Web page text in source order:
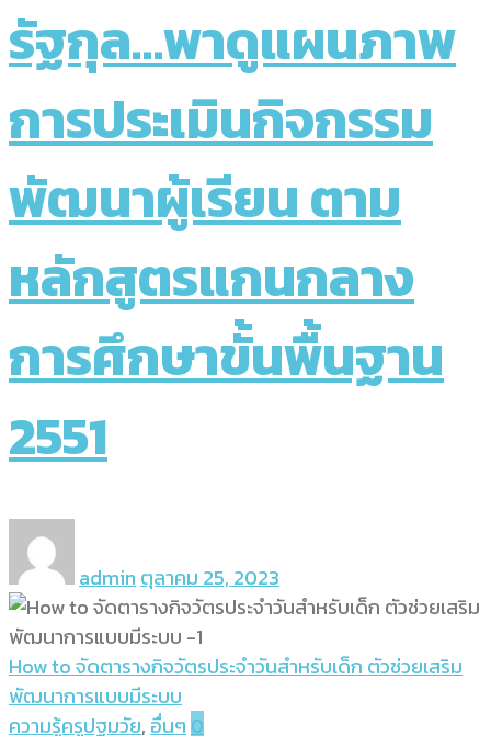
รัฐกุล…พาดูแผนภาพ
การประเมินกิจกรรม
พัฒนาผู้เรียน ตาม
หลักสูตรแกนกลาง
การศึกษาขั้นพื้นฐาน
2551
admin ตุลาคม 25, 2023
How to จัดตารางกิจวัตรประจำวันสำหรับเด็ก ตัวช่วยเสริม
พัฒนาการแบบมีระบบ
ความรู้ครูปฐมวัย, อื่นๆ 0